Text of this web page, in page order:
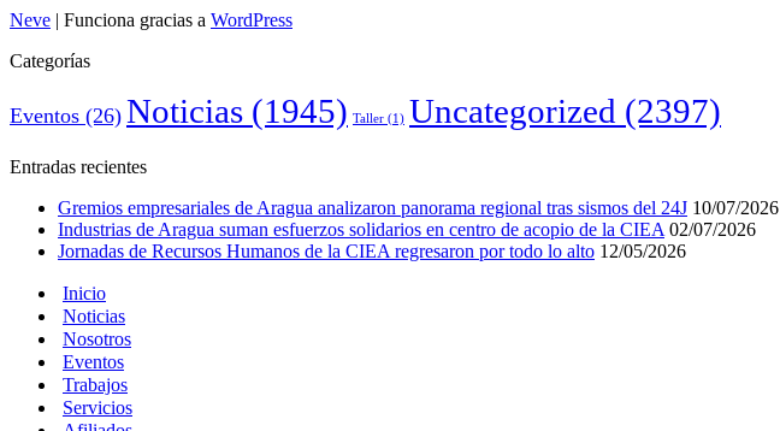
Neve | Funciona gracias a WordPress
Categorías
Eventos (26) Noticias (1945) Taller (1) Uncategorized (2397)
Entradas recientes
Gremios empresariales de Aragua analizaron panorama regional tras sismos del 24J 10/07/2026
Industrias de Aragua suman esfuerzos solidarios en centro de acopio de la CIEA 02/07/2026
Jornadas de Recursos Humanos de la CIEA regresaron por todo lo alto 12/05/2026
Inicio
Noticias
Nosotros
Eventos
Trabajos
Servicios